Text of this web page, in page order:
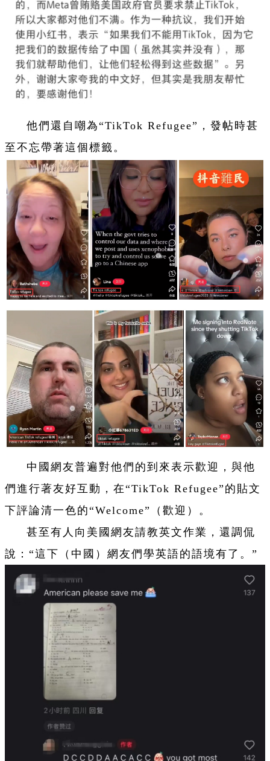
他們還自嘲為“TikTok Refugee”，發帖時甚
至不忘帶著這個標籤。
中國網友普遍對他們的到來表示歡迎，與他
們進行著友好互動，在“TikTok Refugee”的貼文
下評論清一色的“Welcome”（歡迎）。
甚至有人向美國網友請教英文作業，還調侃
說：“這下（中國）網友們學英語的語境有了。”